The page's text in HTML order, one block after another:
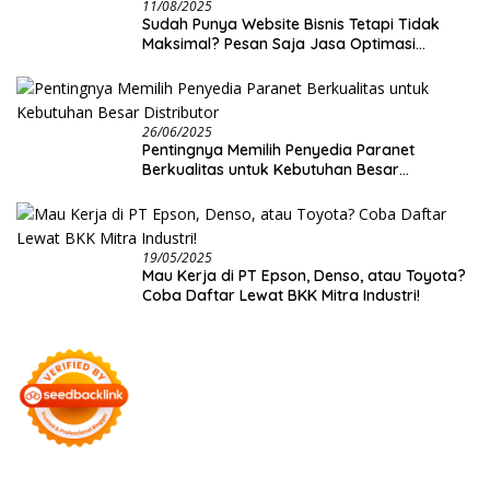
11/08/2025
Sudah Punya Website Bisnis Tetapi Tidak
Maksimal? Pesan Saja Jasa Optimasi
26/06/2025
Pentingnya Memilih Penyedia Paranet
Berkualitas untuk Kebutuhan Besar
19/05/2025
Mau Kerja di PT Epson, Denso, atau Toyota?
Coba Daftar Lewat BKK Mitra Industri!